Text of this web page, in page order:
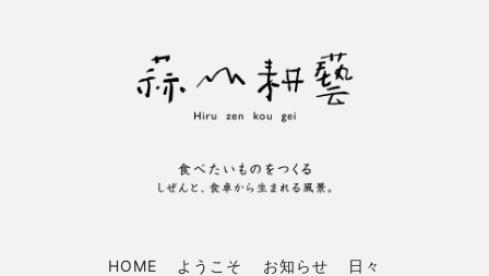
HOME ようこそ お知らせ
日々